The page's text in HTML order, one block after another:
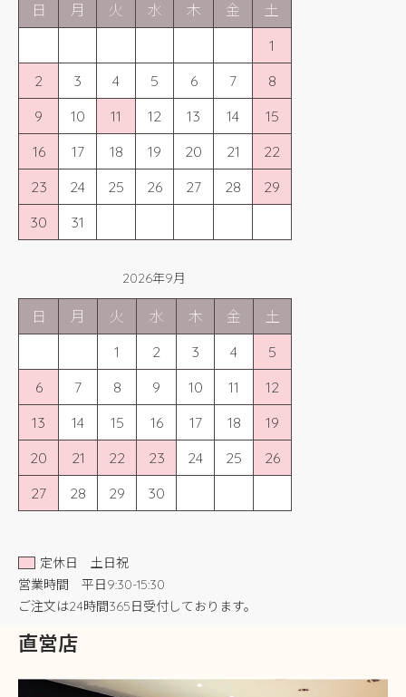
日 月 火 水 木 金
土
1
2
3 4 5 6 7
8
9
10 11 12 13 14
15
16
17 18 19 20 21
22
23
24 25 26 27 28
29
30
31
2026年9月
日 月 火 水 木 金
土
1
2 3 4
5
6
7 8 9 10 11
12
13
14 15 16 17 18
19
20
21 22 23 24 25
26
27
28 29 30
定休日 土日祝
営業時間 平日9:30-15:30
ご注文は24時間365日受付しております。
直営店